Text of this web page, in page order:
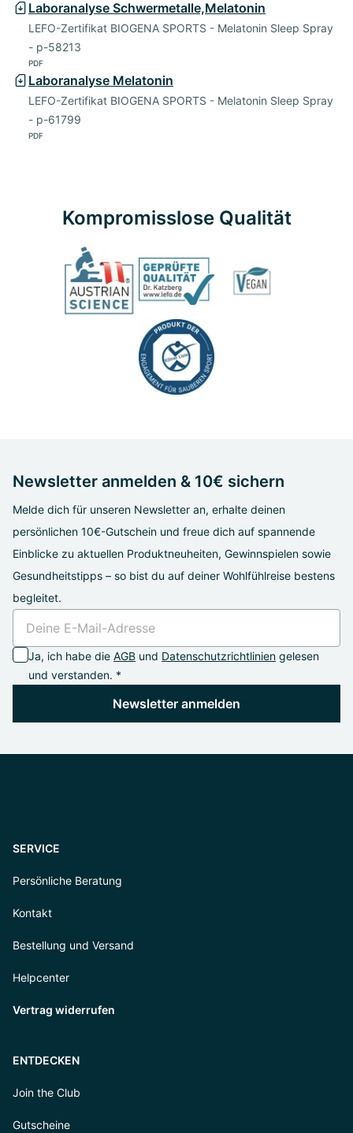
Laboranalyse Schwermetalle,Melatonin
LEFO-Zertifikat BIOGENA SPORTS - Melatonin Sleep Spray
- p-58213
PDF
Laboranalyse Melatonin
LEFO-Zertifikat BIOGENA SPORTS - Melatonin Sleep Spray
- p-61799
PDF
Kompromisslose Qualität
Newsletter anmelden & 10€ sichern
Melde dich für unseren Newsletter an, erhalte deinen
persönlichen 10€-Gutschein und freue dich auf spannende
Einblicke zu aktuellen Produktneuheiten, Gewinnspielen sowie
Gesundheitstipps – so bist du auf deiner Wohlfühlreise bestens
begleitet.
Ja, ich habe die AGB und Datenschutzrichtlinien gelesen
und verstanden. *
Newsletter anmelden
SERVICE
Persönliche Beratung
Kontakt
Bestellung und Versand
Helpcenter
Vertrag widerrufen
ENTDECKEN
Join the Club
Gutscheine